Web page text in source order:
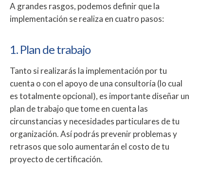
A grandes rasgos, podemos definir que la
implementación se realiza en cuatro pasos:
1. Plan de trabajo
Tanto si realizarás la implementación por tu
cuenta o con el apoyo de una consultoría (lo cual
es totalmente opcional), es importante diseñar un
plan de trabajo que tome en cuenta las
circunstancias y necesidades particulares de tu
organización. Así podrás prevenir problemas y
retrasos que solo aumentarán el costo de tu
proyecto de certificación.